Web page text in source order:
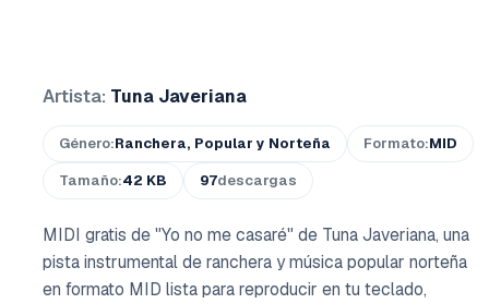
Artista: Tuna Javeriana
Género:Ranchera, Popular y Norteña Formato:MID
Tamaño:42 KB 97descargas
MIDI gratis de "Yo no me casaré" de Tuna Javeriana, una
pista instrumental de ranchera y música popular norteña
en formato MID lista para reproducir en tu teclado,